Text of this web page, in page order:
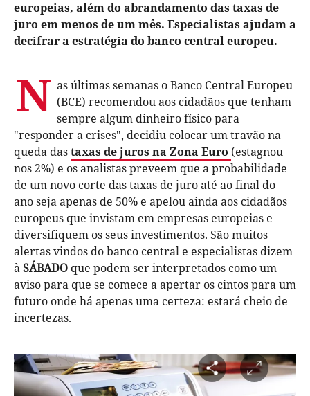
europeias, além do abrandamento das taxas de
juro em menos de um mês. Especialistas ajudam a
decifrar a estratégia do banco central europeu.
N as últimas semanas o Banco Central Europeu
(BCE) recomendou aos cidadãos que tenham
sempre algum dinheiro físico para
"responder a crises", decidiu colocar um travão na
queda dastaxas de juros na Zona Euro (estagnou
nos 2%) e os analistas preveem que a probabilidade
de um novo corte das taxas de juro até ao final do
ano seja apenas de 50% e apelou ainda aos cidadãos
europeus que invistam em empresas europeias e
diversifiquem os seus investimentos. São muitos
alertas vindos do banco central e especialistas dizem
àSÁBADO que podem ser interpretados como um
aviso para que se comece a apertar os cintos para um
futuro onde há apenas uma certeza: estará cheio de
incertezas.